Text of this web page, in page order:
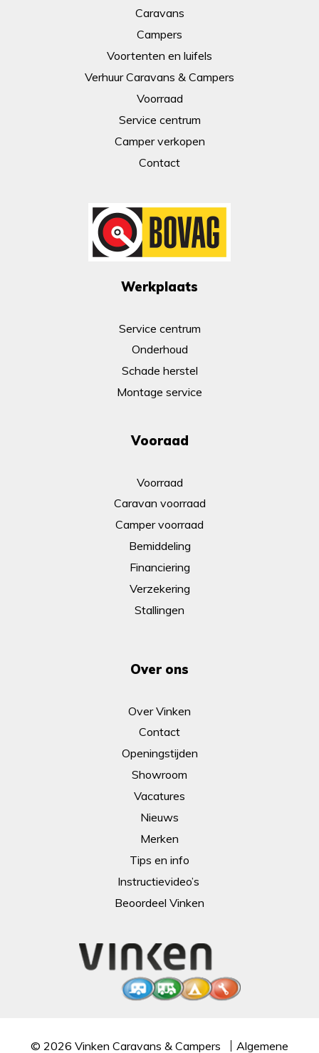
Caravans
Campers
Voortenten en luifels
Verhuur Caravans & Campers
Voorraad
Service centrum
Camper verkopen
Contact
Werkplaats
Service centrum
Onderhoud
Schade herstel
Montage service
Vooraad
Voorraad
Caravan voorraad
Camper voorraad
Bemiddeling
Financiering
Verzekering
Stallingen
Over ons
Over Vinken
Contact
Openingstijden
Showroom
Vacatures
Nieuws
Merken
Tips en info
Instructievideo’s
Beoordeel Vinken
© 2026 Vinken Caravans & Campers Algemene